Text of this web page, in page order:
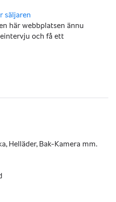
här webbplatsen ännu
och få ett
Helläder, Bak-Kamera mm.